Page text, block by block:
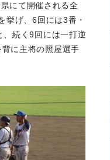
にて開催される全
挙げ、6回には3番・
続く9回には一打逆
に主将の照屋選手